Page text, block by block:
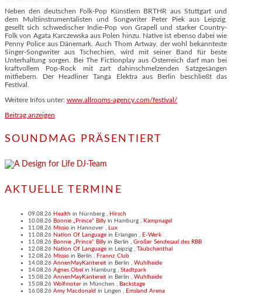
Neben den deutschen Folk-Pop Künstlern BRTHR aus Stuttgart und
dem Multiinstrumentalisten und Songwriter Peter Piek aus Leipzig,
gesellt sich schwedischer Indie-Pop von Grapell und starker Country-
Folk von Agata Karczewska aus Polen hinzu. Native ist ebenso dabei wie
Penny Police aus Dänemark. Auch Thom Artway, der wohl bekannteste
Singer-Songwriter aus Tschechien, wird mit seiner Band für beste
Unterhaltung sorgen. Bei The Fictionplay aus Österreich darf man bei
kraftvollem Pop-Rock mit zart dahinschmelzenden Satzgesängen
mitfiebern. Der Headliner Tanga Elektra aus Berlin beschließt das
Festival.
Weitere Infos unter: www.allrooms-agency.com/festival/
Beitrag anzeigen
SOUNDMAG PRÄSENTIERT
AKTUELLE TERMINE
09.08.26 Health in Nürnberg , Hirsch
10.08.26 Bonnie „Prince“ Billy in Hamburg , Kampnagel
11.08.26 Missio in Hannover , Lux
11.08.26 Nation Of Language in Erlangen , E-Werk
11.08.26 Bonnie „Prince“ Billy in Berlin , Großer Sendesaal des RBB
12.08.26 Nation Of Language in Leipzig , Täubchenthal
12.08.26 Missio in Berlin , Frannz Club
14.08.26 AnnenMayKantereit in Berlin , Wuhlheide
14.08.26 Agnes Obel in Hamburg , Stadtpark
15.08.26 AnnenMayKantereit in Berlin , Wuhlheide
15.08.26 Wolfmoter in München , Backstage
16.08.26 Amy Macdonald in Lingen , Emsland Arena